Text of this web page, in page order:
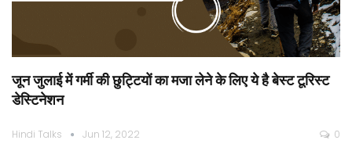
जून जुलाई में गर्मी की छुट्टियों का मजा लेने के लिए ये है बेस्ट टूरिस्ट
डेस्टिनेशन
Hindi Talks Jun 12, 2022 0